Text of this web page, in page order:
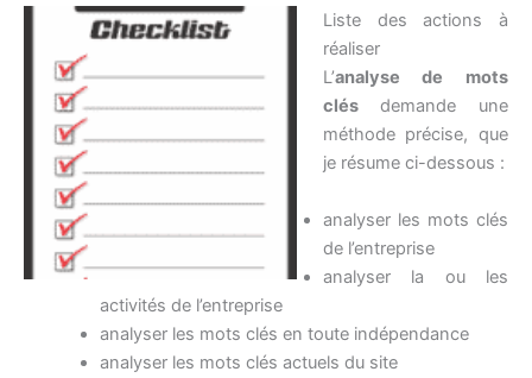
Liste des actions à
réaliser
L’analyse de mots
clésdemande une
méthode précise, que
je résume ci-dessous :
analyser les mots clés
de l’entreprise
analyser la ou les
activités de l’entreprise
analyser les mots clés en toute indépendance
analyser les mots clés actuels du site